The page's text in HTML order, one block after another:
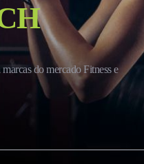
do mercado Fitness e